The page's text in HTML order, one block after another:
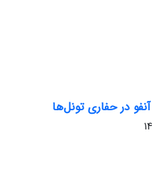
در حفاری تونل‌ها